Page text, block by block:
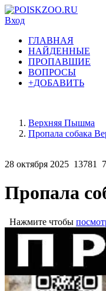
Вход
ГЛАВНАЯ
НАЙДЕННЫЕ
ПРОПАВШИЕ
ВОПРОСЫ
+ДОБАВИТЬ
Верхняя Пышма
Пропала собака
28 октября 2025 13781
Пропала
Нажмите чтобы